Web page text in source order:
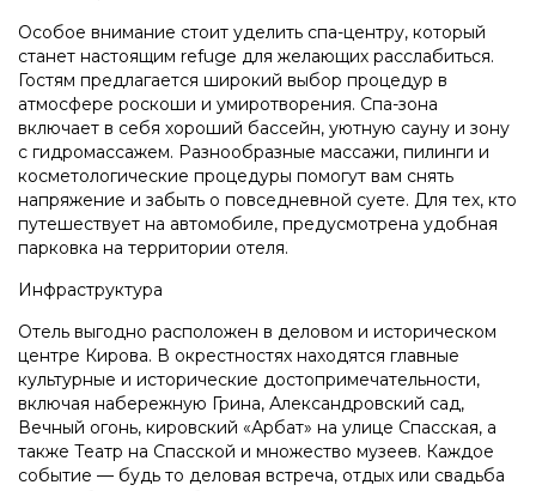
Особое внимание стоит уделить спа-центру, который
станет настоящим refuge для желающих расслабиться.
Гостям предлагается широкий выбор процедур в
атмосфере роскоши и умиротворения. Спа-зона
включает в себя хороший бассейн, уютную сауну и зону
с гидромассажем. Разнообразные массажи, пилинги и
косметологические процедуры помогут вам снять
напряжение и забыть о повседневной суете. Для тех, кто
путешествует на автомобиле, предусмотрена удобная
парковка на территории отеля.
Инфраструктура
Отель выгодно расположен в деловом и историческом
центре Кирова. В окрестностях находятся главные
культурные и исторические достопримечательности,
включая набережную Грина, Александровский сад,
Вечный огонь, кировский «Арбат» на улице Спасская, а
также Театр на Спасской и множество музеев. Каждое
событие — будь то деловая встреча, отдых или свадьба